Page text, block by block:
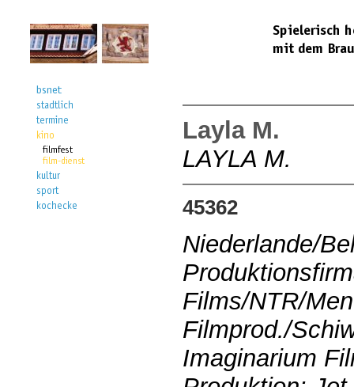
Layla M.
LAYLA M.
45362
Niederlande/
Films/NTR/
Filmprod./
Imaginarium